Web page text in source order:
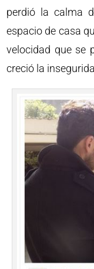
perdió la calma
espacio de casa
velocidad que se
creció la